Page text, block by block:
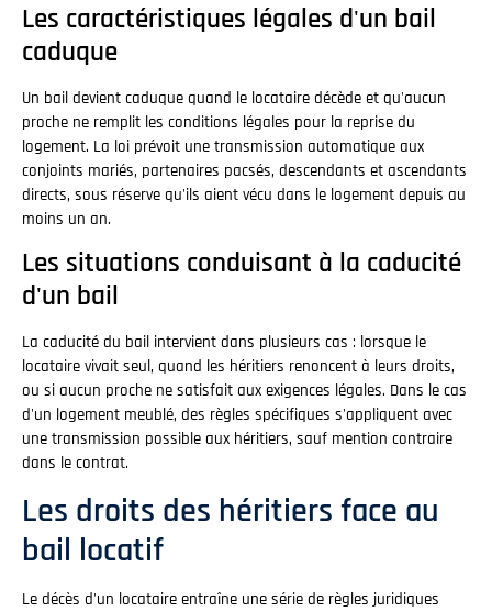
Les caractéristiques légales d'un bail
caduque
Un bail devient caduque quand le locataire décède et qu'aucun
proche ne remplit les conditions légales pour la reprise du
logement. La loi prévoit une transmission automatique aux
conjoints mariés, partenaires pacsés, descendants et ascendants
directs, sous réserve qu'ils aient vécu dans le logement depuis au
moins un an.
Les situations conduisant à la caducité
d'un bail
La caducité du bail intervient dans plusieurs cas : lorsque le
locataire vivait seul, quand les héritiers renoncent à leurs droits,
ou si aucun proche ne satisfait aux exigences légales. Dans le cas
d'un logement meublé, des règles spécifiques s'appliquent avec
une transmission possible aux héritiers, sauf mention contraire
dans le contrat.
Les droits des héritiers face au
bail locatif
Le décès d'un locataire entraîne une série de règles juridiques